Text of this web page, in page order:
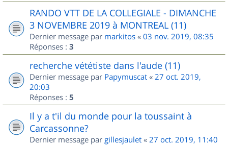
RANDO VTT DE LA COLLEGIALE - DIMANCHE
3 NOVEMBRE 2019 à MONTREAL (11)
Dernier message par markitos « 03 nov. 2019, 08:35
Réponses : 3
recherche vététiste dans l'aude (11)
Dernier message par Papymuscat « 27 oct. 2019,
20:03
Réponses : 5
Il y a t'il du monde pour la toussaint à
Carcassonne?
Dernier message par gillesjaulet « 27 oct. 2019, 11:40